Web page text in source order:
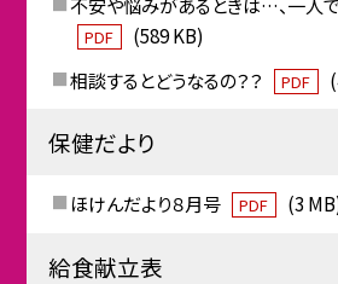
PDF
(589 KB)
相談するとどうなるの？？
PDF
保健だより
ほけんだより８月号 PDF (3
給食献立表